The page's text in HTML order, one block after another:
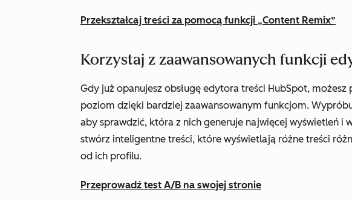
Przekształcaj treści za pomocą funkcji „Content Remix”
Korzystaj z zaawansowanych funkcji
Gdy już opanujesz obsługę edytora treści HubSpot, możesz
poziom dzięki bardziej zaawansowanym funkcjom.
aby sprawdzić, która z nich generuje najwięcej wyświetleń i
stwórz inteligentne treści, które wyświetlają różne treści
od ich profilu.
Przeprowadź test A/B na swojej stronie